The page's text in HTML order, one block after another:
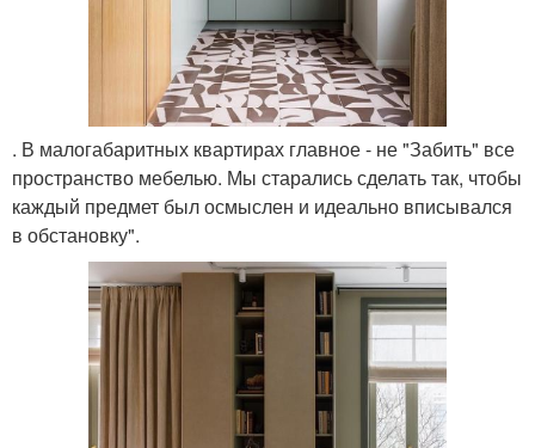
. В малогабаритных квартирах главное - не "Забить" все
пространство мебелью. Мы старались сделать так, чтобы
каждый предмет был осмыслен и идеально вписывался
в обстановку".